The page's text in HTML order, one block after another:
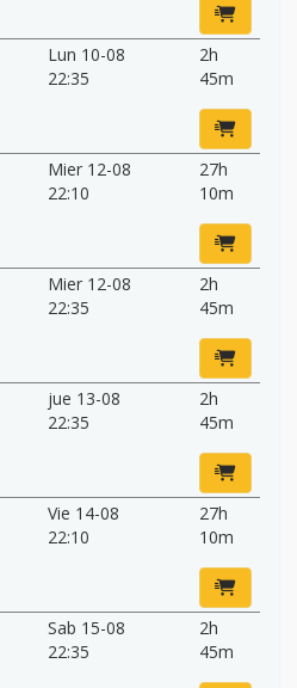
Lun 10-08
22:35
2h
45m
Mier 12-08
22:10
27h
10m
Mier 12-08
22:35
2h
45m
jue 13-08
22:35
2h
45m
Vie 14-08
22:10
27h
10m
Sab 15-08
22:35
2h
45m